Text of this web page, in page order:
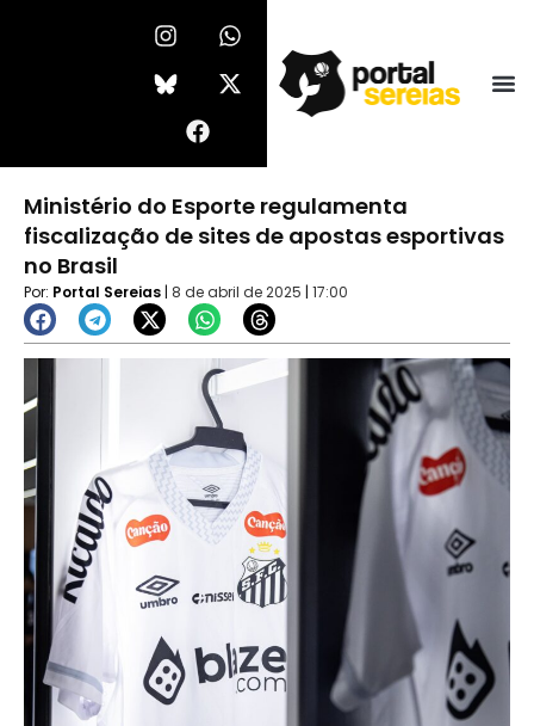
I
n
s
t
r
m
W
h
a
t
p
X
-
t
w
t
r
b
o
o
Ministério do Esporte regulamenta
fiscalização de sites de apostas esportivas
no Brasil
Por: Portal Sereias | 8 de abril de 2025 | 17:00